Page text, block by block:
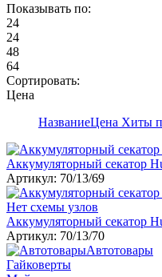
Показывать по:
24
24
48
64
Сортировать:
Цена
НазваниеЦена Хиты
Аккумуляторный секатор
Артикул: 70/13/69
Нет схемы узлов
Аккумуляторный секатор
Артикул: 70/13/70
Автотовары
Гайковерты